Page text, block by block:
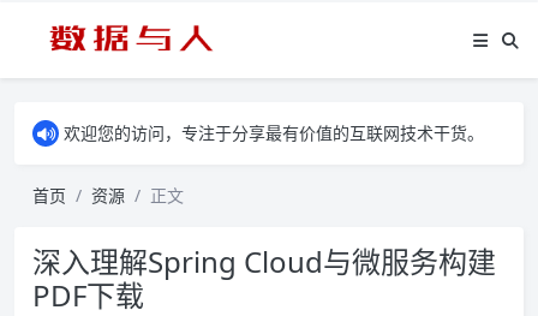
欢迎您的访问，专注于分享最有价值的互联网技术干货。
首页 资源 正文
深入理解Spring Cloud与微服务构建
PDF下载